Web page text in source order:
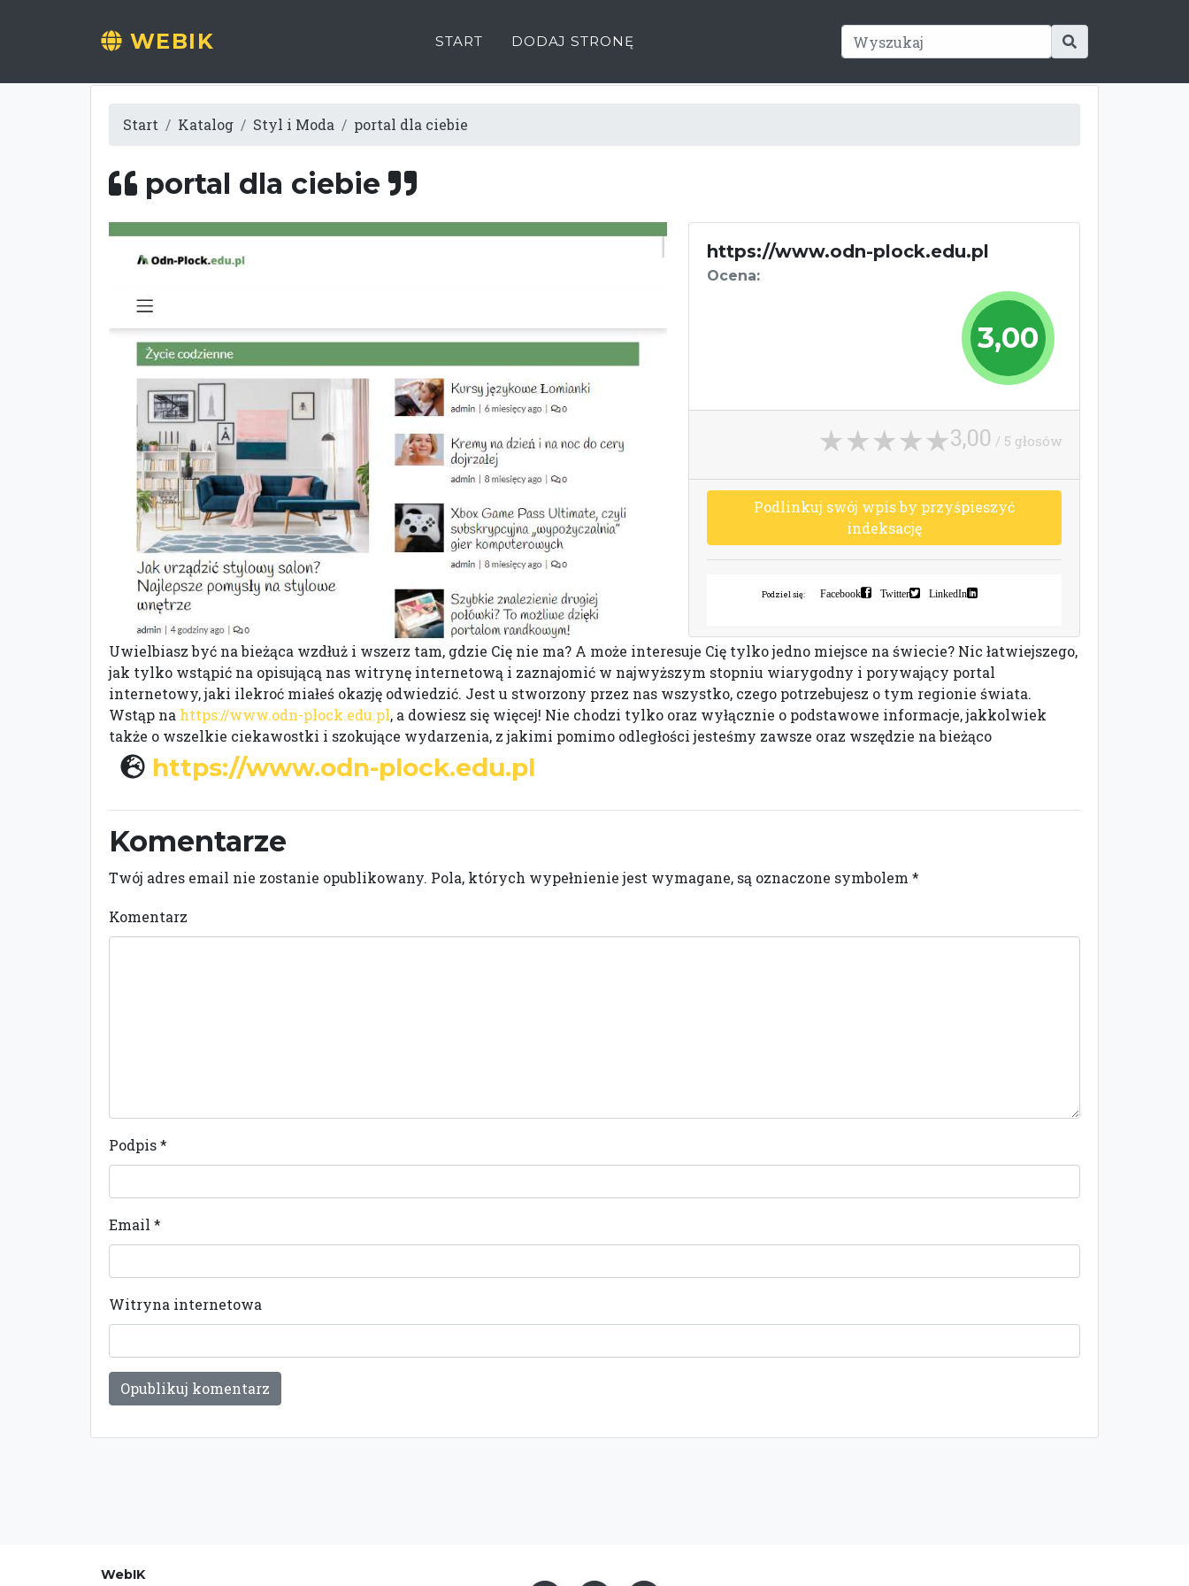
WEBIK START DODAJ STRONĘ
Start Katalog Styl i Moda portal dla ciebie
portal dla ciebie
https://www.odn-plock.edu.pl
Ocena:
3,00
3,00 / 5 głosów
Podlinkuj swój wpisby przyśpieszyć
indeksację
Podziel się: Facebook Twitter LinkedIn
Uwielbiasz być na bieżąca wzdłuż i wszerz tam, gdzie Cię nie ma? A może interesuje Cię tylko jedno miejsce na świecie? Nic łatwiejszego,
jak tylko wstąpić na opisującą nas witrynę internetową i zaznajomić w najwyższym stopniu wiarygodny i porywający portal
internetowy, jaki ilekroć miałeś okazję odwiedzić. Jest u stworzony przez nas wszystko, czego potrzebujesz o tym regionie świata.
Wstąp na https://www.odn-plock.edu.pl, a dowiesz się więcej! Nie chodzi tylko oraz wyłącznie o podstawowe informacje, jakkolwiek
także o wszelkie ciekawostki i szokujące wydarzenia, z jakimi pomimo odległości jesteśmy zawsze oraz wszędzie na bieżąco
https://www.odn-plock.edu.pl
Komentarze
Twój adres email nie zostanie opublikowany. Pola, których wypełnienie jest wymagane, są oznaczone symbolem *
Komentarz
Podpis*
Email *
Witryna internetowa
WebIK